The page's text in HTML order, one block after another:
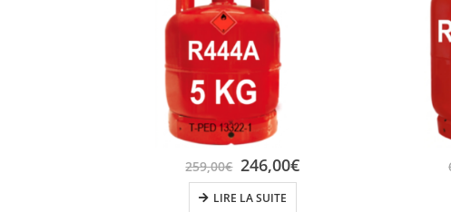
259,00€ 246,00€
LIRE LA SUITE